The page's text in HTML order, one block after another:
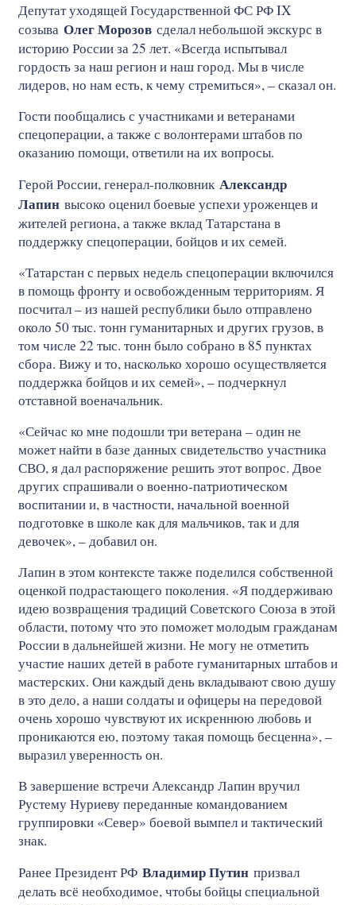
Депутат уходящей Государственной ФС РФ IX
созыва Олег Морозов сделал небольшой экскурс в
историю России за 25 лет. «Всегда испытывал
гордость за наш регион и наш город. Мы в числе
лидеров, но нам есть, к чему стремиться», – сказал он.
Гости пообщались с участниками и ветеранами
спецоперации, а также с волонтерами штабов по
оказанию помощи, ответили на их вопросы.
Герой России, генерал-полковник Александр
Лапин высоко оценил боевые успехи уроженцев и
жителей региона, а также вклад Татарстана в
поддержку спецоперации, бойцов и их семей.
«Татарстан с первых недель спецоперации включился
в помощь фронту и освобожденным территориям. Я
посчитал – из нашей республики было отправлено
около 50 тыс. тонн гуманитарных и других грузов, в
том числе 22 тыс. тонн было собрано в 85 пунктах
сбора. Вижу и то, насколько хорошо осуществляется
поддержка бойцов и их семей», – подчеркнул
отставной военачальник.
«Сейчас ко мне подошли три ветерана – один не
может найти в базе данных свидетельство участника
СВО, я дал распоряжение решить этот вопрос. Двое
других спрашивали о военно-патриотическом
воспитании и, в частности, начальной военной
подготовке в школе как для мальчиков, так и для
девочек», – добавил он.
Лапин в этом контексте также поделился собственной
оценкой подрастающего поколения. «Я поддерживаю
идею возвращения традиций Советского Союза в этой
области, потому что это поможет молодым гражданам
России в дальнейшей жизни. Не могу не отметить
участие наших детей в работе гуманитарных штабов и
мастерских. Они каждый день вкладывают свою душу
в это дело, а наши солдаты и офицеры на передовой
очень хорошо чувствуют их искреннюю любовь и
проникаются ею, поэтому такая помощь бесценна», –
выразил уверенность он.
В завершение встречи Александр Лапин вручил
Рустему Нуриеву переданные командованием
группировки «Север» боевой вымпел и тактический
знак.
Ранее Президент РФ Владимир Путин призвал
делать всё необходимое, чтобы бойцы специальной